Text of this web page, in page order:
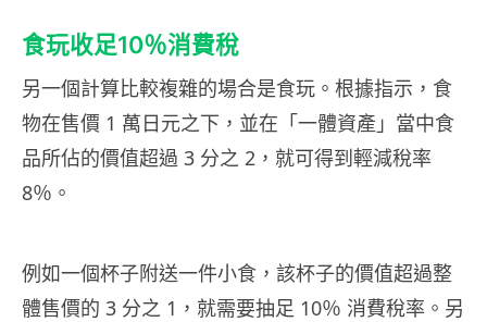
食玩收足10％消費稅
另一個計算比較複雜的場合是食玩。根據指示，食
物在售價 1 萬日元之下，並在「一體資產」當中食
品所佔的價值超過 3 分之 2，就可得到輕減稅率
8％。
例如一個杯子附送一件小食，該杯子的價值超過整
體售價的 3 分之 1，就需要抽足 10％ 消費稅率。另